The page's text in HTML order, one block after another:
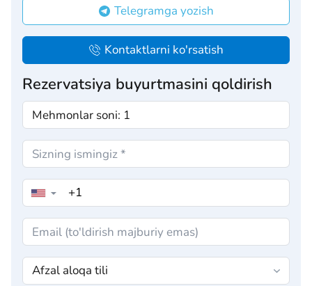
Telegramga yozish
Kontaktlarni ko'rsatish
Rezervatsiya buyurtmasini qoldirish
▼